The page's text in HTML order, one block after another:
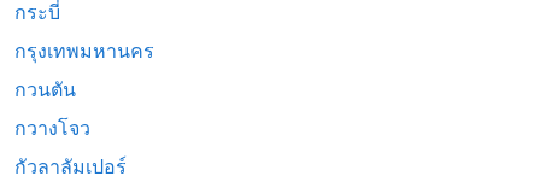
กระบี่
กรุงเทพมหานคร
กวนตัน
กวางโจว
กัวลาลัมเปอร์